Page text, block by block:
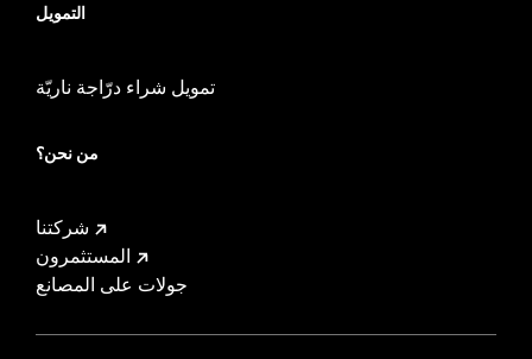
التمويل
تمويل شراء درّاجة ناريّة
من نحن؟
شركتنا
المستثمرون
جولات على المصانع